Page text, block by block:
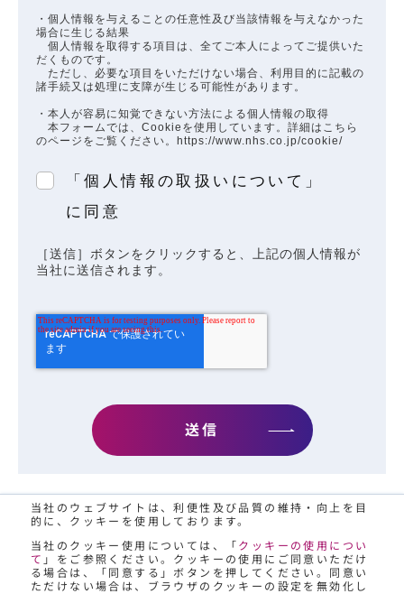
当社のウェブサイトは、利便性及び品質の維持・向上を目
的に、クッキーを使用しております。
当社のクッキー使用については、「 クッキーの使用につい
て 」をご参照ください。クッキーの使用にご同意いただけ
る場合は、「同意する」ボタンを押してください。同意い
ただけない場合は、ブラウザのクッキーの設定を無効化し
・個人情報を与えることの任意性及び当該情報を与えなかった
場合に生じる結果
個人情報を取得する項目は、全てご本人によってご提供いた
だくものです。
ただし、必要な項目をいただけない場合、利用目的に記載の
諸手続又は処理に支障が生じる可能性があります。
・本人が容易に知覚できない方法による個人情報の取得
本フォームでは、Cookieを使用しています。詳細はこちら
のページをご覧ください。https://www.nhs.co.jp/cookie/
「個人情報の取扱いについて」
に同意
［送信］ボタンをクリックすると、上記の個人情報が
当社に送信されます。
送信
Page Top